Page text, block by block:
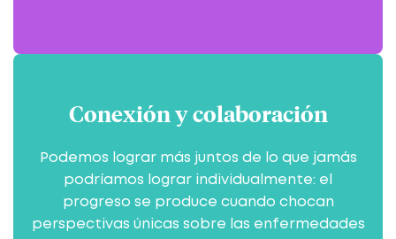
Conexión y colaboración
Podemos lograr más juntos de lo que jamás
podríamos lograr individualmente: el
progreso se produce cuando chocan
perspectivas únicas sobre las enfermedades